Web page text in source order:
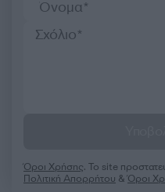
Όροι Χρήσης. Το site
Πολιτική Απορρήτου &Όροι